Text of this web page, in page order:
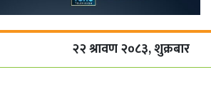
२२ श्रावण २०८३, शुक्रबार